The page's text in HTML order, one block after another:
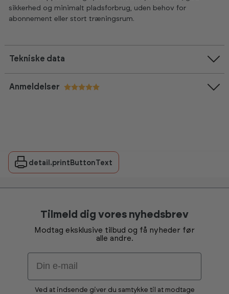
sikkerhed og minimalt pladsforbrug, uden behov for
abonnement eller stort træningsrum.
Tekniske data
Anmeldelser
detail.printButtonText
Tilmeld dig vores nyhedsbrev
Modtag eksklusive tilbud og få nyheder før
alle andre.
Email
Ved at indsende giver du samtykke til at modtage